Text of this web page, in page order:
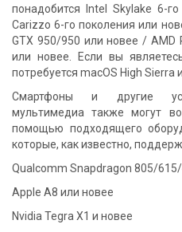
понадобится Intel Skylake 6-
Carizzo 6-го поколения или
GTX 950/950 или новее / AMD
или новее. Если вы
потребуется macOS High Sierra
Смартфоны и другие
мультимедиа также могут
помощью подходящего
которые, как известно,
Qualcomm Snapdragon 805/
Apple A8 или новее
Nvidia Tegra X1 и новее